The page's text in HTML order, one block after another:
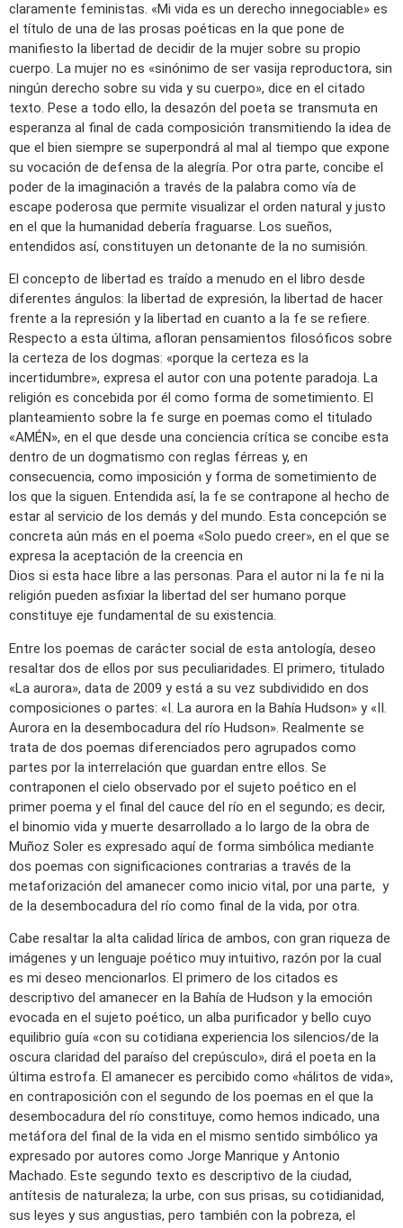
claramente feministas. «Mi vida es un derecho innegociable» es
el título de una de las prosas poéticas en la que pone de
manifiesto la libertad de decidir de la mujer sobre su propio
cuerpo. La mujer no es «sinónimo de ser vasija reproductora, sin
ningún derecho sobre su vida y su cuerpo», dice en el citado
texto. Pese a todo ello, la desazón del poeta se transmuta en
esperanza al final de cada composición transmitiendo la idea de
que el bien siempre se superpondrá al mal al tiempo que expone
su vocación de defensa de la alegría. Por otra parte, concibe el
poder de la imaginación a través de la palabra como vía de
escape poderosa que permite visualizar el orden natural y justo
en el que la humanidad debería fraguarse. Los sueños,
entendidos así, constituyen un detonante de la no sumisión.
El concepto de libertad es traído a menudo en el libro desde
diferentes ángulos: la libertad de expresión, la libertad de hacer
frente a la represión y la libertad en cuanto a la fe se refiere.
Respecto a esta última, afloran pensamientos filosóficos sobre
la certeza de los dogmas: «porque la certeza es la
incertidumbre», expresa el autor con una potente paradoja. La
religión es concebida por él como forma de sometimiento. El
planteamiento sobre la fe surge en poemas como el titulado
«AMÉN», en el que desde una conciencia crítica se concibe esta
dentro de un dogmatismo con reglas férreas y, en
consecuencia, como imposición y forma de sometimiento de
los que la siguen. Entendida así, la fe se contrapone al hecho de
estar al servicio de los demás y del mundo. Esta concepción se
concreta aún más en el poema «Solo puedo creer», en el que se
expresa la aceptación de la creencia en
Dios si esta hace libre a las personas. Para el autor ni la fe ni la
religión pueden asfixiar la libertad del ser humano porque
constituye eje fundamental de su existencia.
Entre los poemas de carácter social de esta antología, deseo
resaltar dos de ellos por sus peculiaridades. El primero, titulado
«La aurora», data de 2009 y está a su vez subdividido en dos
composiciones o partes: «I. La aurora en la Bahía Hudson» y «II.
Aurora en la desembocadura del río Hudson». Realmente se
trata de dos poemas diferenciados pero agrupados como
partes por la interrelación que guardan entre ellos. Se
contraponen el cielo observado por el sujeto poético en el
primer poema y el final del cauce del río en el segundo; es decir,
el binomio vida y muerte desarrollado a lo largo de la obra de
Muñoz Soler es expresado aquí de forma simbólica mediante
dos poemas con significaciones contrarias a través de la
metaforización del amanecer como inicio vital, por una parte, y
de la desembocadura del río como final de la vida, por otra.
Cabe resaltar la alta calidad lírica de ambos, con gran riqueza de
imágenes y un lenguaje poético muy intuitivo, razón por la cual
es mi deseo mencionarlos. El primero de los citados es
descriptivo del amanecer en la Bahía de Hudson y la emoción
evocada en el sujeto poético, un alba purificador y bello cuyo
equilibrio guía «con su cotidiana experiencia los silencios/de la
oscura claridad del paraíso del crepúsculo», dirá el poeta en la
última estrofa. El amanecer es percibido como «hálitos de vida»,
en contraposición con el segundo de los poemas en el que la
desembocadura del río constituye, como hemos indicado, una
metáfora del final de la vida en el mismo sentido simbólico ya
expresado por autores como Jorge Manrique y Antonio
Machado. Este segundo texto es descriptivo de la ciudad,
antítesis de naturaleza; la urbe, con sus prisas, su cotidianidad,
sus leyes y sus angustias, pero también con la pobreza, el